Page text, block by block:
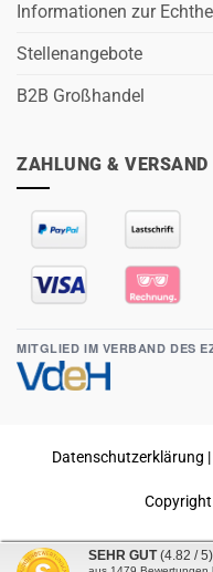
Informationen zur
Stellenangebote
B2B Großhandel
ZAHLUNG & VERSAND
MITGLIED IM VERBAND DES
Datenschutzerklärung |
SEHR GUT (4.82 / 5)